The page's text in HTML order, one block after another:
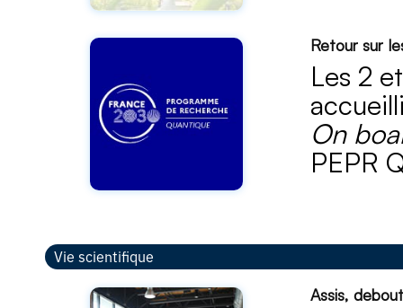
Retour sur
Les 2
On
PEPR
Vie scientifique
Assis,